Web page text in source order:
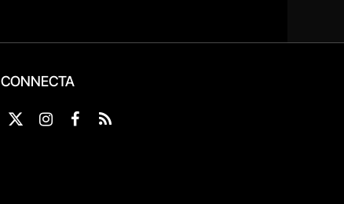
CONNECTA
X
Instagram
Facebook
RSS